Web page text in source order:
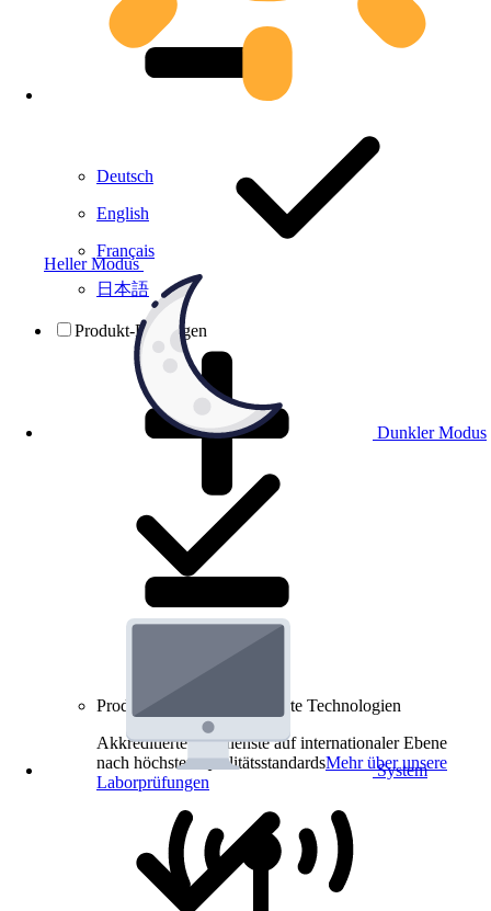
Heller Modus
Dunkler Modus
System
Deutsch
English
Français
日本語
Produkt-Prüfungen
Produkt-Prüfungen für smarte Technologien
Akkreditierte Prüfdienste auf internationaler Ebene
nach höchsten QualitätsstandardsMehr über unsere
Laborprüfungen